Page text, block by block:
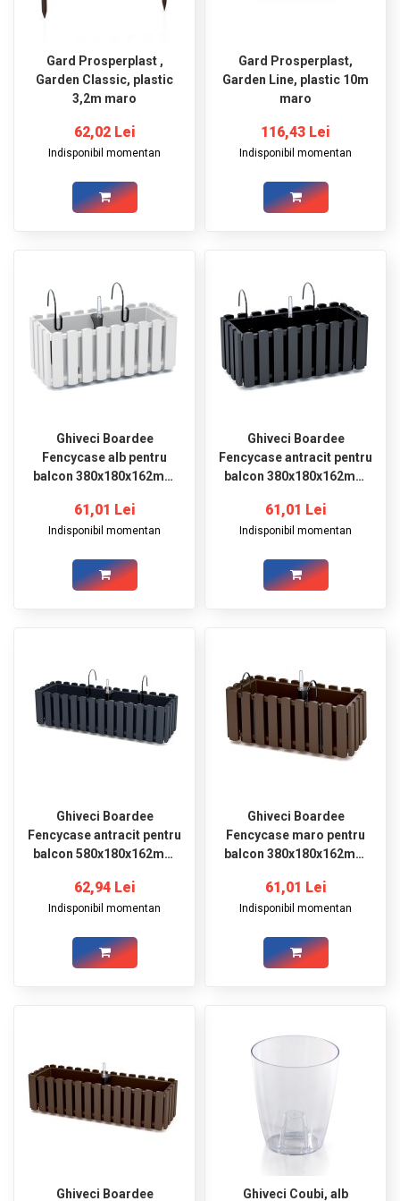
Gard Prosperplast ,
Garden Classic, plastic
3,2m maro
62,02 Lei
Indisponibil momentan
Gard Prosperplast,
Garden Line, plastic 10m
maro
116,43 Lei
Indisponibil momentan
Ghiveci Boardee
Fencycase alb pentru
balcon 380x180x162mm
61,01 Lei
Indisponibil momentan
Ghiveci Boardee
Fencycase antracit pentru
balcon 380x180x162mm
61,01 Lei
Indisponibil momentan
Ghiveci Boardee
Fencycase antracit pentru
balcon 580x180x162mm
62,94 Lei
Indisponibil momentan
Ghiveci Boardee
Fencycase maro pentru
balcon 380x180x162mm
61,01 Lei
Indisponibil momentan
Ghiveci Boardee
Ghiveci Coubi, alb